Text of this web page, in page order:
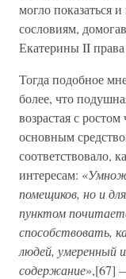
могло показаться
сословиям,
Екатерины II
Тогда подобное
более, что
возрастая с
основным
соответствовало,
интересам: «
помещиков, но и
пунктом
способствовать,
людей, умеренный
содержание»,[67]